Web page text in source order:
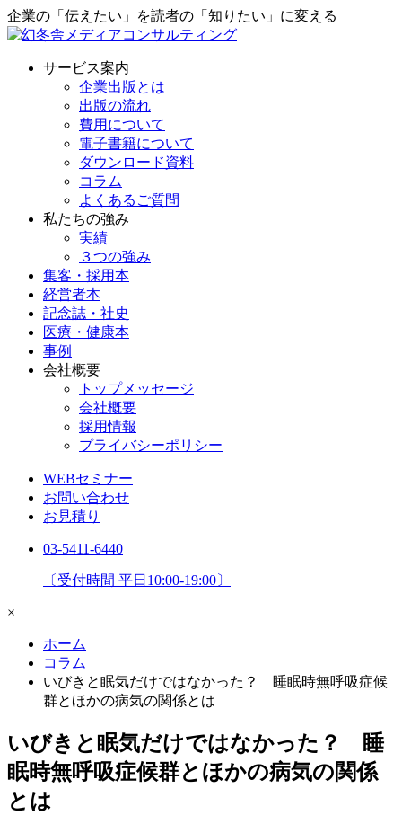
企業の「伝えたい」を読者の「知りたい」に変える
サービス案内
企業出版とは
出版の流れ
費用について
電子書籍について
ダウンロード資料
コラム
よくあるご質問
私たちの強み
実績
３つの強み
集客・採用本
経営者本
記念誌・社史
医療・健康本
事例
会社概要
トップメッセージ
会社概要
採用情報
プライバシーポリシー
WEBセミナー
お問い合わせ
お見積り
03-5411-6440
〔受付時間 平日10:00-19:00〕
×
ホーム
コラム
いびきと眠気だけではなかった？ 睡眠時無呼吸症候
群とほかの病気の関係とは
いびきと眠気だけではなかった？ 睡
眠時無呼吸症候群とほかの病気の関係
とは